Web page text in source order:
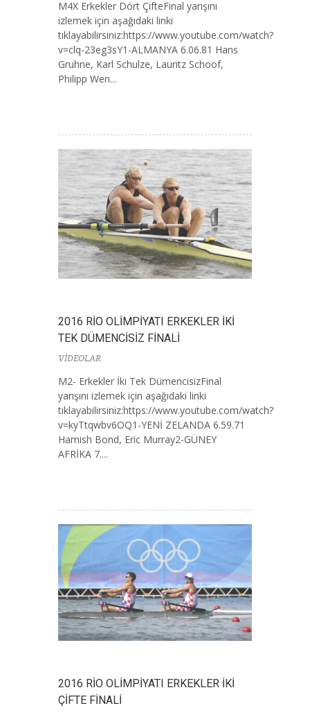
M4X Erkekler Dört ÇifteFinal yarışını
izlemek için aşağıdaki linki
tıklayabilirsiniz:https://www.youtube.com/watch?
v=clq-23eg3sY1-ALMANYA 6.06.81 Hans
Gruhne, Karl Schulze, Lauritz Schoof,
Philipp Wen...
2016 RİO OLİMPİYATI ERKEKLER İKİ
TEK DÜMENCİSİZ FİNALİ
VİDEOLAR
M2- Erkekler İki Tek DümencisizFinal
yarışını izlemek için aşağıdaki linki
tıklayabilirsiniz:https://www.youtube.com/watch?
v=kyTtqwbv6OQ1-YENİ ZELANDA 6.59.71
Hamish Bond, Eric Murray2-GÜNEY
AFRİKA 7....
2016 RİO OLİMPİYATI ERKEKLER İKİ
ÇİFTE FİNALİ